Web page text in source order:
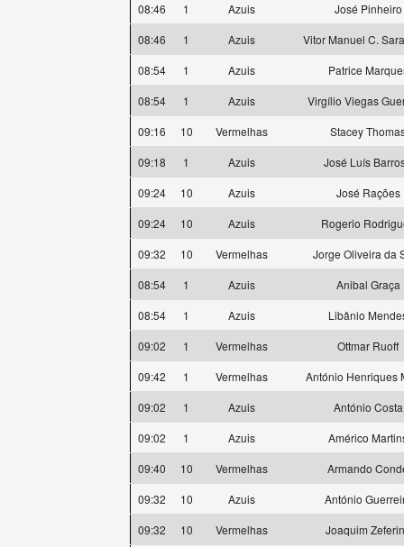
08:46
1 Azuis
José Pinheiro
08:46
1 Azuis
Vitor Manuel C.
08:54
1 Azuis
Patrice
08:54
1 Azuis
Virgílio Viegas
09:16
10 Vermelhas
Stacey
09:18
1 Azuis
José Luís
09:24
10 Azuis
José Rações
09:24
10 Azuis
Rogerio
09:32
10 Vermelhas
Jorge Oliveira da
08:54
1 Azuis
Anibal Graça
08:54
1 Azuis
Libânio
09:02
1 Vermelhas
Ottmar Ruoff
09:42
1 Vermelhas
António Henriques
09:02
1 Azuis
António Costa
09:02
1 Azuis
Américo
09:40
10 Vermelhas
Armando
09:32
10 Azuis
António
09:32
10 Vermelhas
Joaquim